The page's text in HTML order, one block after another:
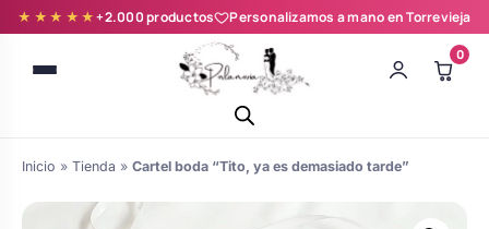
★★★★★+2.000 productos Personalizamos a mano en Torrevieja
0
Inicio » Tienda » Cartel boda “Tito, ya es demasiado tarde”